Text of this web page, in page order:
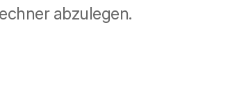
abzulegen.